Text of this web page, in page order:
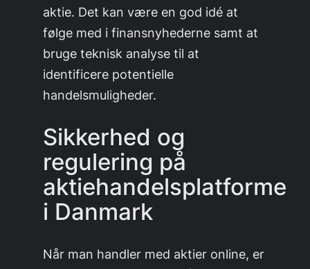
aktie. Det kan være en god idé at
følge med i finansnyhederne samt at
bruge teknisk analyse til at
identificere potentielle
handelsmuligheder.
Sikkerhed og
regulering på
aktiehandelsplatforme
i Danmark
Når man handler med aktier online, er